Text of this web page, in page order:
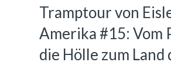
Tramptour von
Amerika #15: Vom
die Hölle zum Land